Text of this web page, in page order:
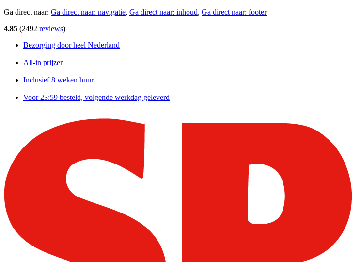
Ga direct naar: Ga direct naar: navigatie, Ga direct naar: inhoud, Ga direct naar: footer
4.85 (2492 reviews)
Bezorging door heel Nederland
All-in prijzen
Inclusief 8 weken huur
Voor 23:59 besteld, volgende werkdag geleverd